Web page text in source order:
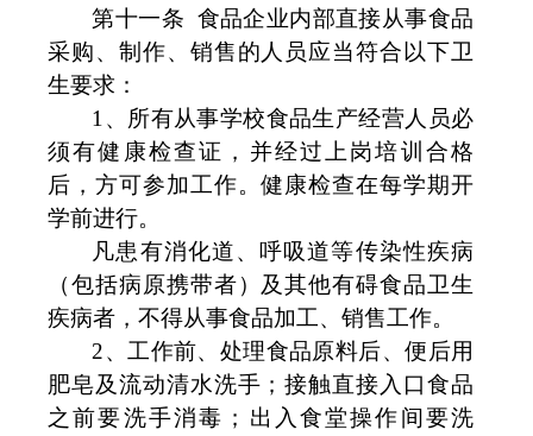
第十一条 食品企业内部直接从事食品
采购、制作、销售的人员应当符合以下卫
生要求：
1 、所有从事学校食品生产经营人员必
须有健康检查证，并经过上岗培训合格
后，方可参加工作。健康检查在每学期开
学前进行。
凡患有消化道、呼吸道等传染性疾病
（包括病原携带者）及其他有碍食品卫生
疾病者，不得从事食品加工、销售工作。
2、工作前、处理食品原料后、便后用
肥皂及流动清水洗手；接触直接入口食品
之前要洗手消毒；出入食堂操作间要洗